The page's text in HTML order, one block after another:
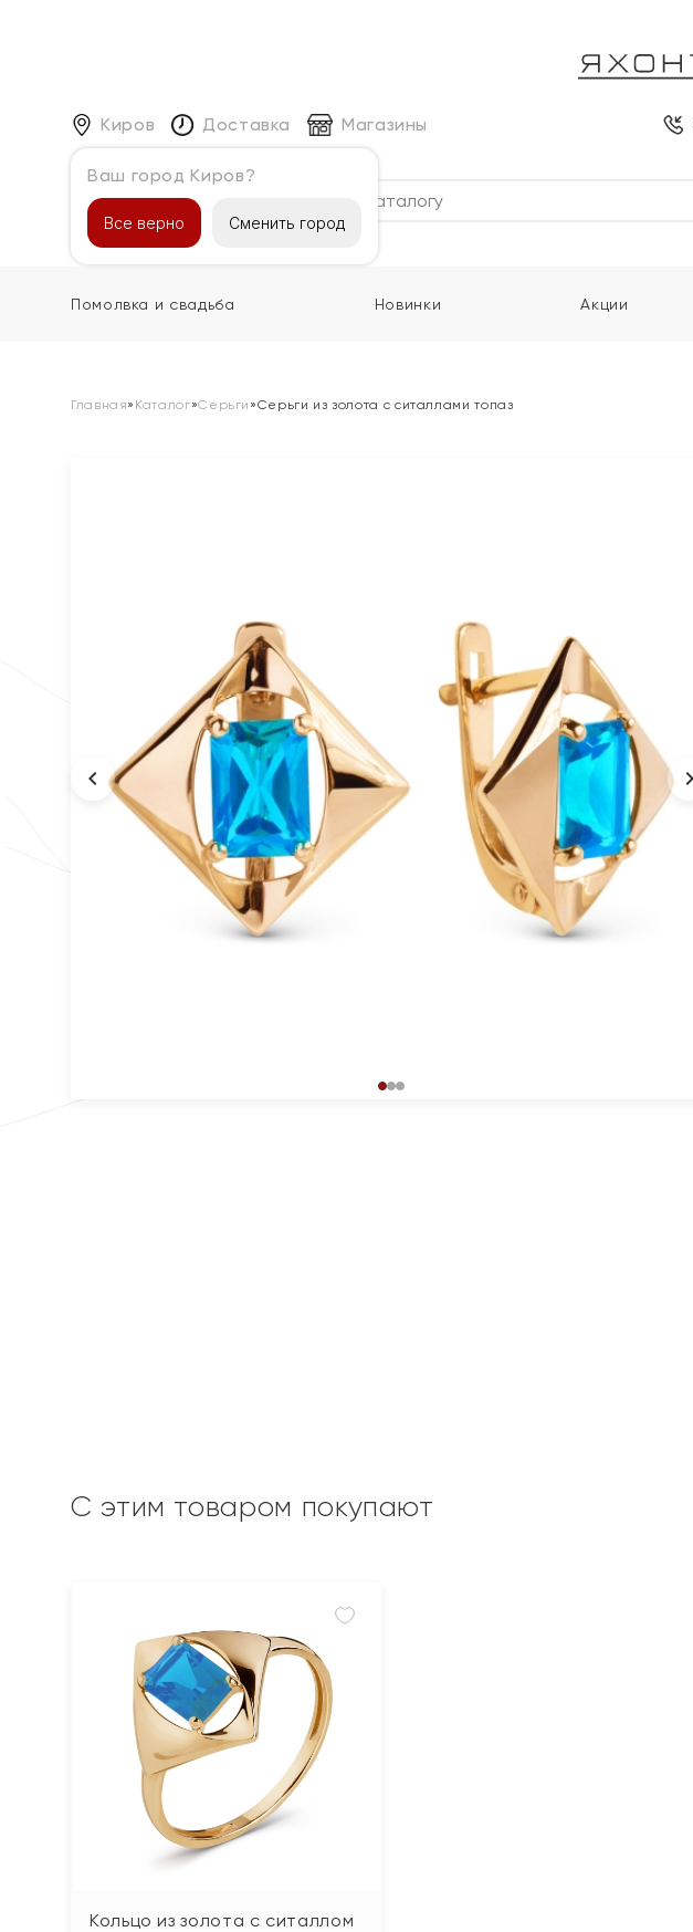
Киров
Ваш город Киров?
Все верно Сменить город
Доставка Магазины
Каталог
Помолвка и свадьба Новинки Акции
Главная» Каталог»Серьги »Серьги из золота с ситаллами топаз
С этим товаром покупают
Кольцо из золота с ситаллом